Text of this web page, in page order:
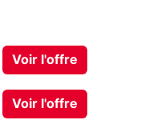
Voir l'offre
Voir l'offre